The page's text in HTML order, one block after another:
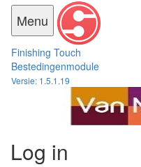
Toggle
navigation
Menu
Finishing Touch
Bestedingenmodule
Versie: 1.5.1.19
Log in